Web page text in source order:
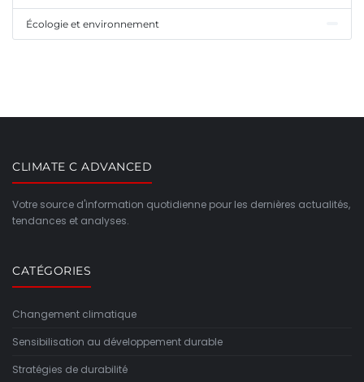
Écologie et environnement
CLIMATE C ADVANCED
Votre source d'information quotidienne pour les dernières actualités,
tendances et analyses.
CATÉGORIES
Changement climatique
Sensibilisation au développement durable
Stratégies de durabilité